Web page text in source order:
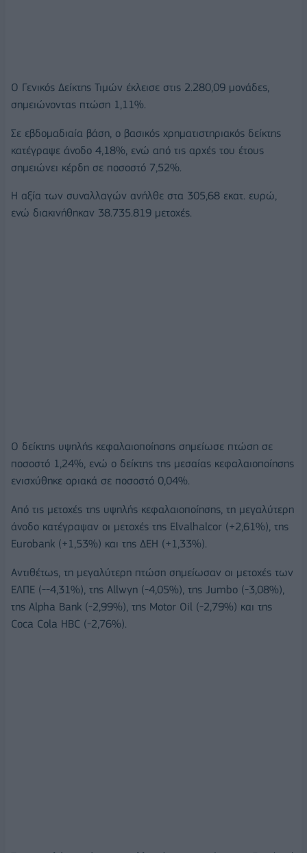
O Γενικός Δείκτης Τιμών έκλεισε στις 2.280,09 μονάδες,
σημειώνοντας πτώση 1,11%.
Σε εβδομαδιαία βάση, ο βασικός χρηματιστηριακός δείκτης
κατέγραψε άνοδο 4,18%, ενώ από τις αρχές του έτους
σημειώνει κέρδη σε ποσοστό 7,52%.
Η αξία των συναλλαγών ανήλθε στα 305,68 εκατ. ευρώ,
ενώ διακινήθηκαν 38.735.819 μετοχές.
Ο δείκτης υψηλής κεφαλαιοποίησης σημείωσε πτώση σε
ποσοστό 1,24%, ενώ ο δείκτης της μεσαίας κεφαλαιοποίησης
ενισχύθηκε οριακά σε ποσοστό 0,04%.
Από τις μετοχές της υψηλής κεφαλαιοποίησης, τη μεγαλύτερη
άνοδο κατέγραψαν οι μετοχές της Elvalhalcor (+2,61%), της
Eurobank (+1,53%) και της ΔΕΗ (+1,33%).
Αντιθέτως, τη μεγαλύτερη πτώση σημείωσαν οι μετοχές των
ΕΛΠΕ (--4,31%), της Allwyn (-4,05%), της Jumbo (-3,08%),
της Alpha Bank (-2,99%), της Motor Oil (-2,79%) και της
Coca Cola HBC (-2,76%).